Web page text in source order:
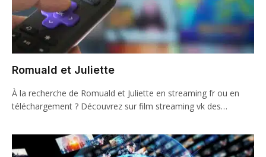
Romuald et Juliette
À la recherche de Romuald et Juliette en streaming fr ou en
téléchargement ? Découvrez sur film streaming vk des…